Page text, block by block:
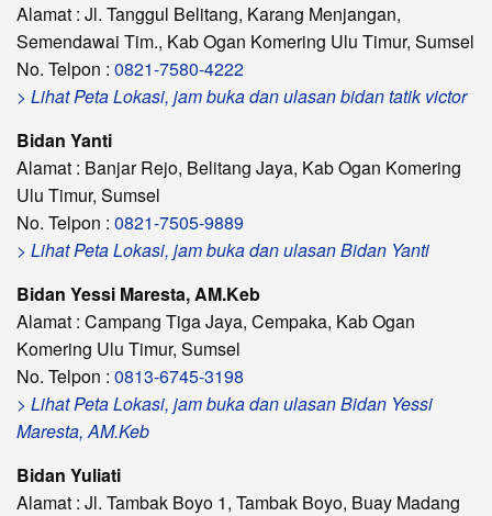
Alamat : Jl. Tanggul Belitang, Karang Menjangan,
Semendawai Tim., Kab Ogan Komering Ulu Timur, Sumsel
No. Telpon : 0821-7580-4222
> Lihat Peta Lokasi, jam buka dan ulasan bidan tatik victor
Bidan Yanti
Alamat : Banjar Rejo, Belitang Jaya, Kab Ogan Komering
Ulu Timur, Sumsel
No. Telpon : 0821-7505-9889
> Lihat Peta Lokasi, jam buka dan ulasan Bidan Yanti
Bidan Yessi Maresta, AM.Keb
Alamat : Campang Tiga Jaya, Cempaka, Kab Ogan
Komering Ulu Timur, Sumsel
No. Telpon : 0813-6745-3198
> Lihat Peta Lokasi, jam buka dan ulasan Bidan Yessi
Maresta, AM.Keb
Bidan Yuliati
Alamat : Jl. Tambak Boyo 1, Tambak Boyo, Buay Madang